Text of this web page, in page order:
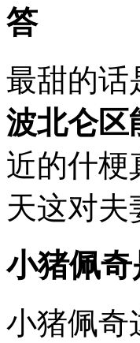
答
最甜的话
波北仑区
近的什梗
天这对夫
小猪佩
小猪佩奇